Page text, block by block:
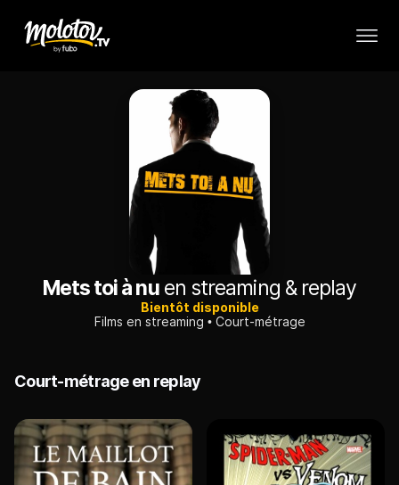
Mets toi à nuen streaming & replay
Bientôt disponible
Films en streaming
Court-métrage
Court-métrage en replay